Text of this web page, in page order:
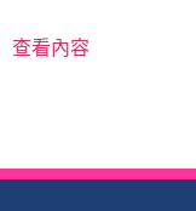
查看內容